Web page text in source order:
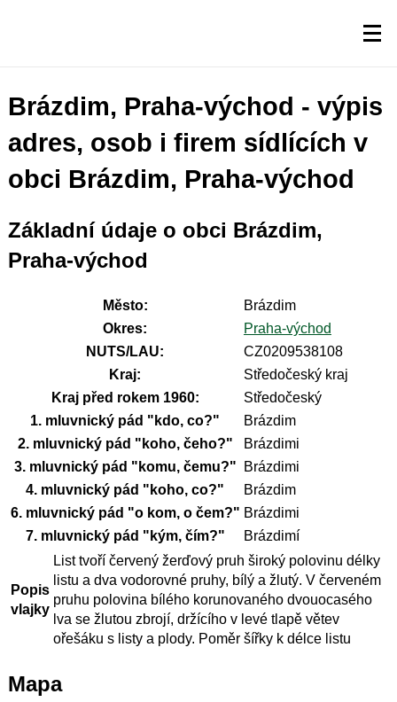
Brázdim, Praha-východ - výpis
adres, osob i firem sídlících v
obci Brázdim, Praha-východ
Základní údaje o obci Brázdim,
Praha-východ
Město:
Brázdim
Okres:
Praha-východ
NUTS/LAU:
CZ0209538108
Kraj:
Středočeský kraj
Kraj před rokem 1960:
Středočeský
1. mluvnický pád "kdo, co?"
Brázdim
2. mluvnický pád "koho, čeho?"
Brázdimi
3. mluvnický pád "komu, čemu?"
Brázdimi
4. mluvnický pád "koho, co?"
Brázdim
6. mluvnický pád "o kom, o čem?" Brázdimi
7. mluvnický pád "kým, čím?"
Brázdimí
Popis
vlajky
List tvoří červený žerďový pruh široký polovinu délky
listu a dva vodorovné pruhy, bílý a žlutý. V červeném
pruhu polovina bílého korunovaného dvouocasého
lva se žlutou zbrojí, držícího v levé tlapě větev
ořešáku s listy a plody. Poměr šířky k délce listu
Mapa